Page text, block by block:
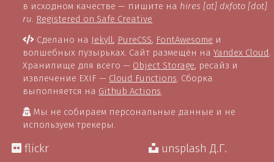
в исходном качестве — пишите на hires [at] dxfoto [dot]
ru. Registered on Safe Creative
Сделано на Jekyll, PureCSS, FontAwesome и
волшебных пузырьках. Сайт размещён наYandex Cloud .
Хранилище для всего — Object Storage, ресайз и
извлечение EXIF — Cloud Functions. Сборка
выполняется на Github Actions.
Мы не собираем персональные данные и не
используем трекеры.
flickr unsplash Д.Г.